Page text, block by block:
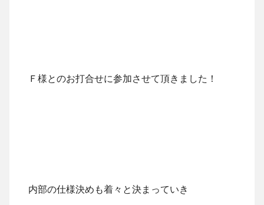
Ｆ様とのお打合せに参加させて頂きました！
内部の仕様決めも着々と決まっていき